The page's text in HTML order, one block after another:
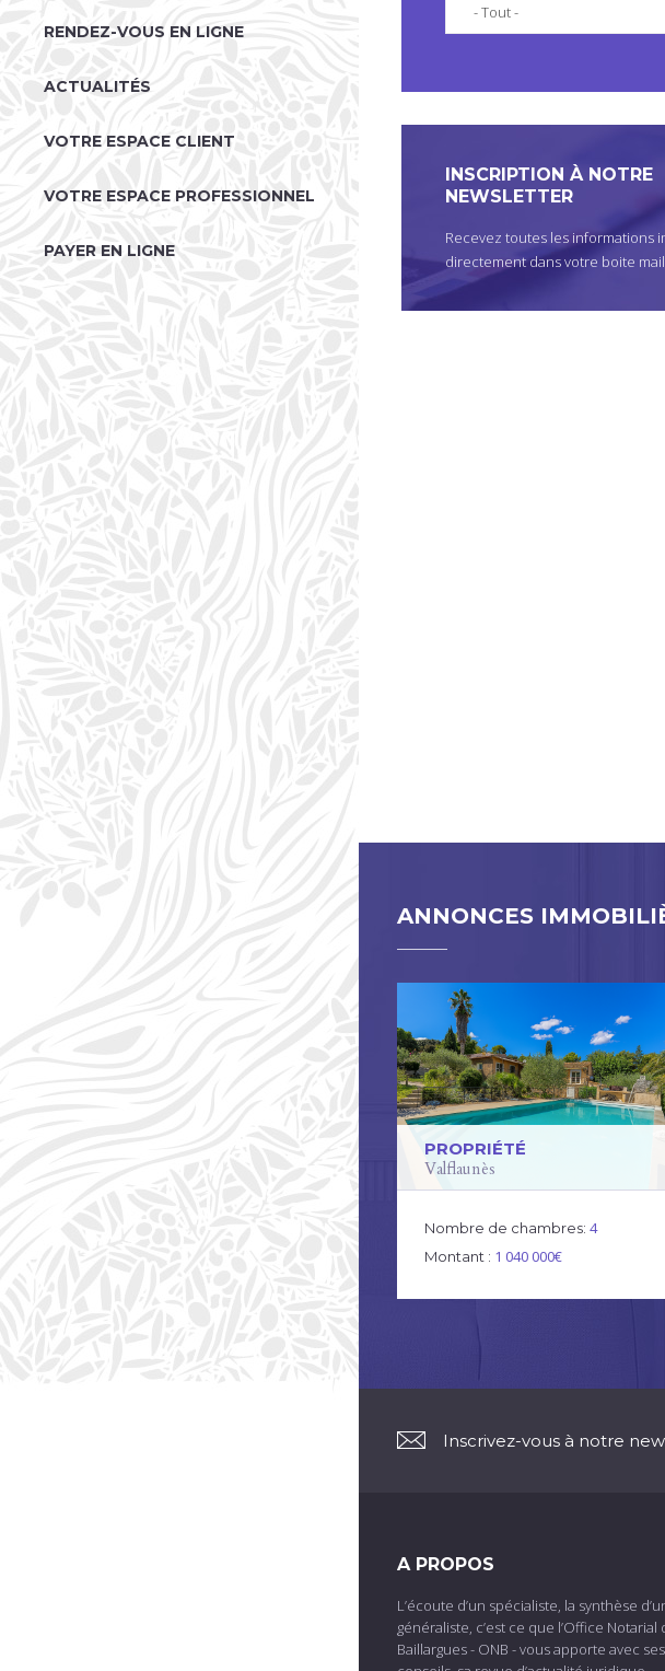
RENDEZ-VOUS EN LIGNE
ACTUALITÉS
VOTRE ESPACE CLIENT
VOTRE ESPACE PROFESSIONNEL
PAYER EN LIGNE
- Tout -
INSCRIPTION À NOTRE
NEWSLETTER
Recevez toutes les informations
directement dans votre boite mail.
ANNONCES
PROPRIÉTÉ
Valflaunès
Nombre de chambres: 4
Montant : 1 040 000€
Inscrivez-vous à notre
A PROPOS
L’écoute d’un spécialiste, la synthèse
généraliste, c’est ce que l’Office Notarial
Baillargues - ONB - vous apporte avec ses